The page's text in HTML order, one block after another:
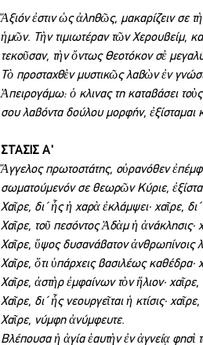
Ἄξιόν ἐστιν ὡς ἀληθῶς, μακαρίζειν σε
ἡμῶν. Τὴν τιμιωτέραν τῶν Χερουβείμ,
τεκοῦσαν, τὴν ὄντως Θεοτόκον σὲ
Τὸ προσταχθὲν μυστικῶς λαβὼν ἐν
Ἀπειρογάμω: ὁ κλινας τη καταβάσει
σου λαβόντα δούλου μορφήν,
ΣΤΑΣΙΣ Α'
Ἄγγελος πρωτοστάτης, οὐρανόθεν
σωματούμενόν σε θεωρῶν Κύριε,
Χαῖρε, δι΄ ἧς ἡ χαρὰ ἐκλάμψει· χαῖρε,
Χαῖρε, τοῦ πεσόντος Ἀδὰμ ἡ
Χαῖρε, ὕψος δυσανάβατον ἀνθρωπίνοις
Χαῖρε, ὅτι ὑπάρχεις βασιλέως καθέδρα·
Χαῖρε, ἀστὴρ ἐμφαίνων τὸν ἥλιον·
Χαῖρε, δι΄ ἧς νεουργεῖται ἡ κτίσις·
Χαῖρε, νύμφη ἀνύμφευτε.
Βλέπουσα ἡ ἁγία ἑαυτὴν ἐν ἁγνείᾳ